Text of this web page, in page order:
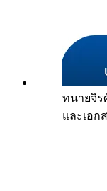
ทนายจิร
และเอก